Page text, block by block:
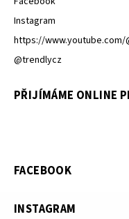
Instagram
https://www.youtube.com/
@trendlycz
PŘIJÍMÁME ONLINE
FACEBOOK
INSTAGRAM